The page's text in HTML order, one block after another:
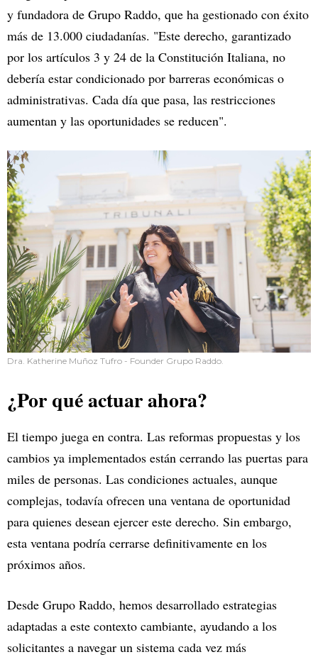
y fundadora de Grupo Raddo, que ha gestionado con éxito
más de 13.000 ciudadanías. "Este derecho, garantizado
por los artículos 3 y 24 de la Constitución Italiana, no
debería estar condicionado por barreras económicas o
administrativas. Cada día que pasa, las restricciones
aumentan y las oportunidades se reducen".
Dra. Katherine Muñoz Tufro - Founder Grupo Raddo.
¿Por qué actuar ahora?
El tiempo juega en contra. Las reformas propuestas y los
cambios ya implementados están cerrando las puertas para
miles de personas. Las condiciones actuales, aunque
complejas, todavía ofrecen una ventana de oportunidad
para quienes desean ejercer este derecho. Sin embargo,
esta ventana podría cerrarse definitivamente en los
próximos años.
Desde Grupo Raddo, hemos desarrollado estrategias
adaptadas a este contexto cambiante, ayudando a los
solicitantes a navegar un sistema cada vez más